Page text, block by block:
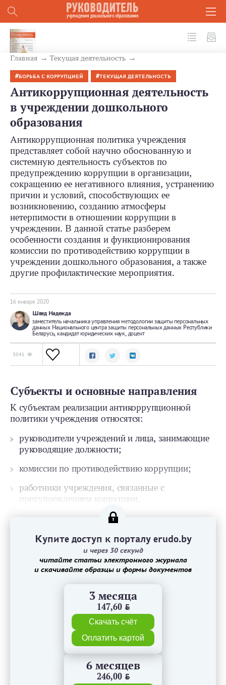
Главная Текущая деятельность
БОРЬБА С КОРРУПЦИЕЙ ТЕКУЩАЯ ДЕЯТЕЛЬНОСТЬ
Антикоррупционная деятельность
в учреждении дошкольного
образования
Антикоррупционная политика учреждения
представляет собой научно обоснованную и
системную деятельность субъектов по
предупреждению коррупции в организации,
сокращению ее негативного влияния, устранению
причин и условий, способствующих ее
возникновению, созданию атмосферы
нетерпимости в отношении коррупции в
учреждении. В данной статье разберем
особенности создания и функционирования
комиссии по противодействию коррупции в
учреждении дошкольного образования, а также
другие профилактические мероприятия.
16 января 2020
Швед Надежда
заместитель начальника управления методологии защиты персональных
данных Национального центра защиты персональных данных Республики
Беларусь, кандидат юридических наук, доцент
3041
Субъекты и основные направления
К субъектам реализации антикоррупционной
политики учреждения относятся:
руководители учреждений и лица, занимающие
руководящие должности;
комиссии по противодействию коррупции;
работники учреждения, связанные с
предупреждением коррупции.
Купите доступ к порталу erudo.by
и через 30 секунд
читайте статьи электронного журнала
и скачивайте образцы и формы документов
3 месяца
147,60 BYN
Скачать счёт
Оплатить картой
6 месяцев
246,00 BYN